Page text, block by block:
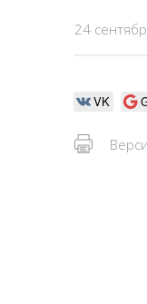
24
VK